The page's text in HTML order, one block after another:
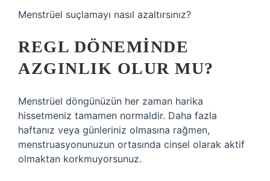
Menstrüel suçlamayı nasıl azaltırsınız?
REGL DÖNEMINDE
AZGINLIK OLUR MU?
Menstrüel döngünüzün her zaman harika
hissetmeniz tamamen normaldir. Daha fazla
haftanız veya günleriniz olmasına rağmen,
menstruasyonunuzun ortasında cinsel olarak aktif
olmaktan korkmuyorsunuz.